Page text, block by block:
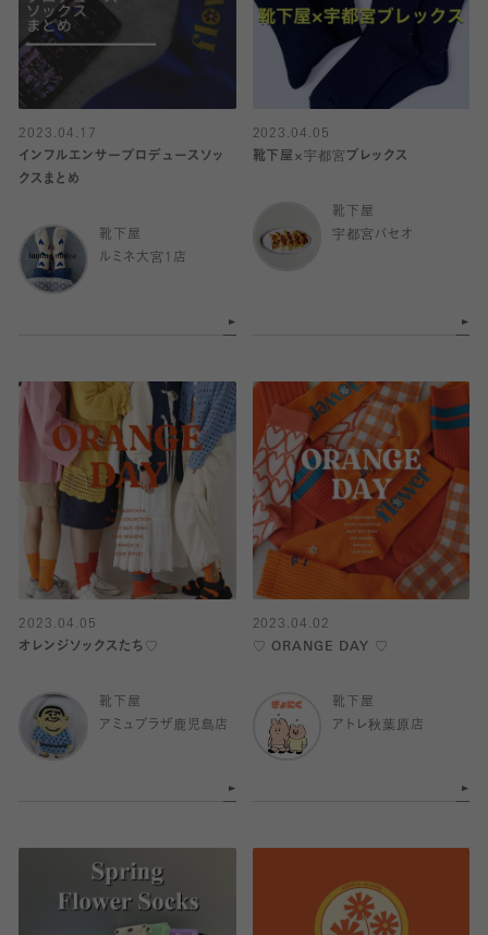
2023.04.17
インフルエンサープロデュースソッ
クスまとめ
靴下屋
ルミネ大宮1店
2023.04.05
靴下屋×宇都宮ブレックス
靴下屋
宇都宮パセオ
2023.04.05
オレンジソックスたち♡
靴下屋
アミュプラザ鹿児島店
2023.04.02
♡ ORANGE DAY ♡
靴下屋
アトレ秋葉原店